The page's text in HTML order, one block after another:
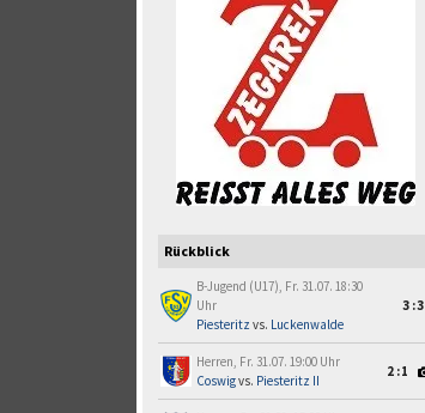
Rückblick
B-Jugend (U17), Fr. 31.07. 18:30
Uhr
Piesteritz vs. Luckenwalde
3:3
Herren, Fr. 31.07. 19:00 Uhr
Coswigvs. Piesteritz II
2:1